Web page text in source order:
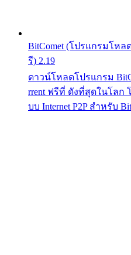
BitComet (โปรแกรมโหล
รี) 2.19
ดาวน์โหลดโปรแกรม
rrent ฟรีที่ ดังที่สุดในโล
บบ Internet P2P สำหรับ